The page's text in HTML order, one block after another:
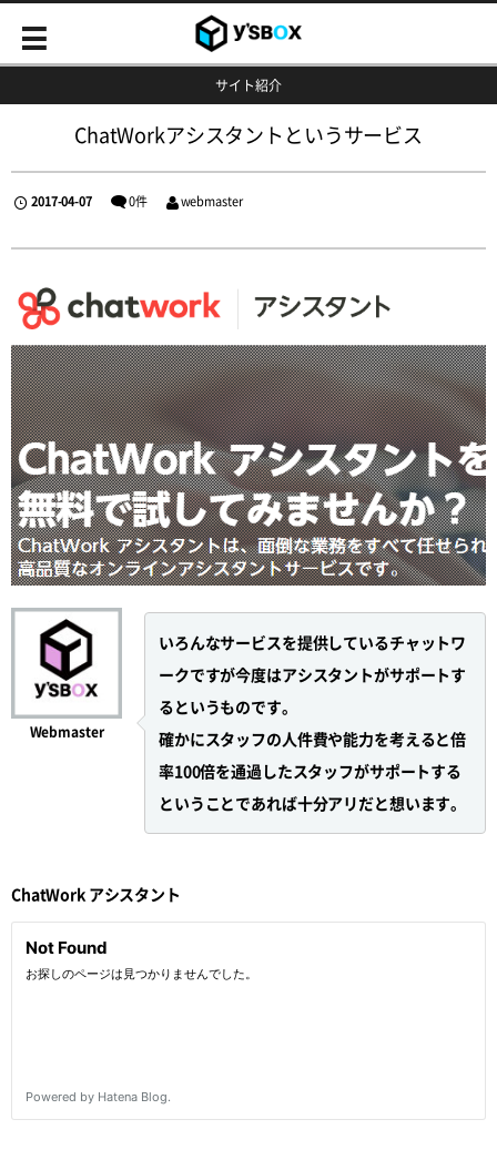
サイト紹介
ChatWorkアシスタントというサービス
2017-04-07 0件 webmaster
Webmaster
いろんなサービスを提供しているチャットワ
ークですが今度はアシスタントがサポートす
るというものです。
確かにスタッフの人件費や能力を考えると倍
率100倍を通過したスタッフがサポートする
ということであれば十分アリだと想います。
ChatWork アシスタント